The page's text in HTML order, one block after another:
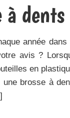
année dans
avis ?
en
brosse à